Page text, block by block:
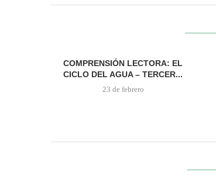
COMPRENSIÓN LECTORA: EL
CICLO DEL AGUA – TERCER...
23 de febrero